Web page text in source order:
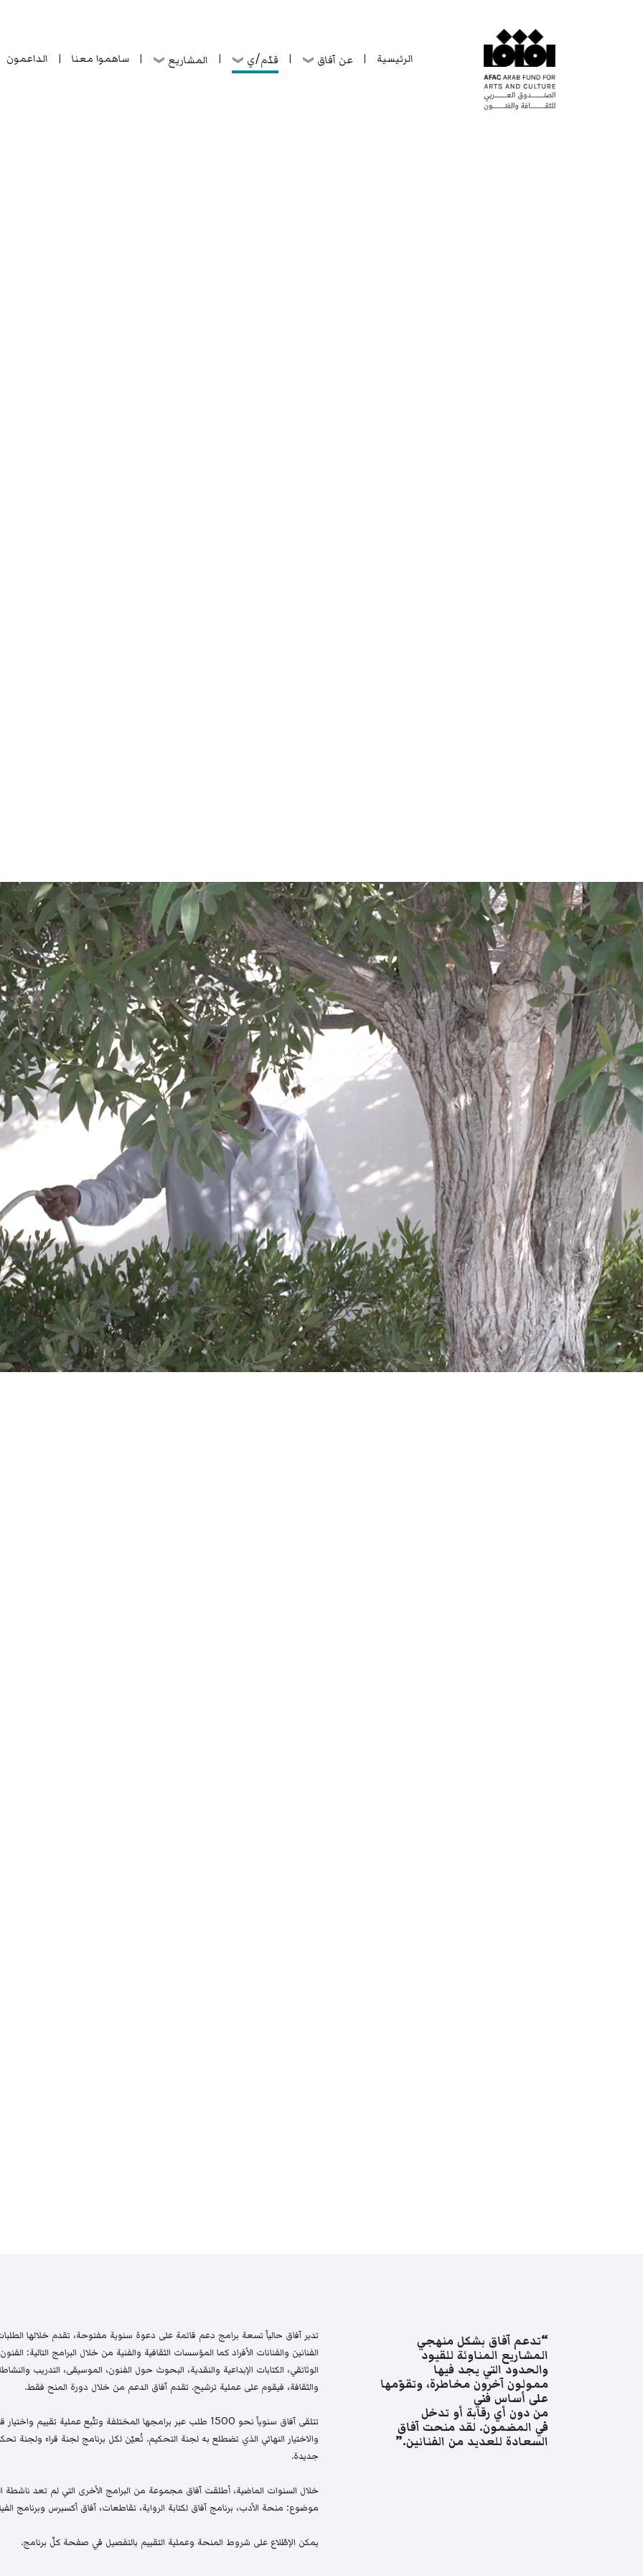
الرئيسية | عن آفاق | قدّم/ي | المشاريع | ساهموا معنا | الداعمون
“تدعم آفاق بشكل منهجي
المشاريع المناوئة للقيود
والحدود التي يجد فيها
ممولون آخرون مخاطرة، وتقوّمها
على أساس فني
من دون أي رقابة أو تدخل
في المضمون. لقد منحت آفاق
السعادة للعديد من الفنانين.”
تدير آفاق حالياً تسعة برامج دعم قائمة على دعوة سنوية مفتوحة، تقدم خلالها
الفنانين والفنانات الأفراد كما المؤسسات الثقافية والفنية من خلال البرامج التالية:
الوثائقي، الكتابات الإبداعية والنقدية، البحوث حول الفنون، الموسيقى، التدريب
والثقافة، فيقوم على عملية ترشيح. تقدم آفاق الدعم من خلال دورة المنح فقط.
تتلقى آفاق سنوياً نحو 1500 طلب عبر برامجها المختلفة وتتّبع عملية
والاختيار النهائي الذي تضطلع به لجنة التحكيم. تُعيّن لكل برنامج لجنة قراء
جديدة.
خلال السنوات الماضية، أطلقت آفاق مجموعة من البرامج الأخرى التي لم تعد ناشطة
موضوع: منحة الأدب، برنامج آفاق لكتابة الرواية، تقاطعات، آفاق أكسبرس وبرنامج
يمكن الإطّلاع على شروط المنحة وعملية التقييم بالتفصيل في صفحة كلّ برنامج.